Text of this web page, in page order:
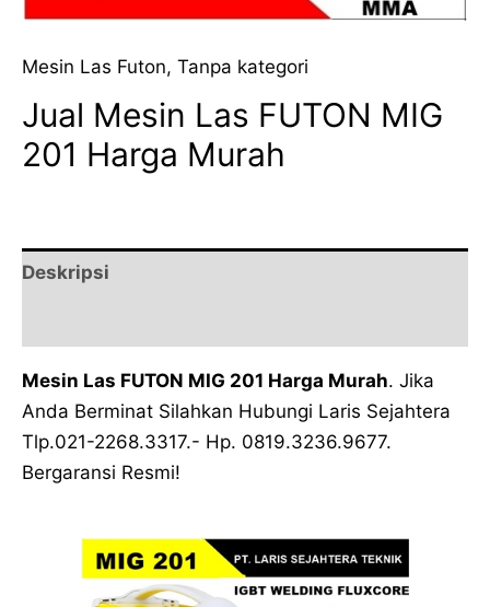
Mesin Las Futon, Tanpa kategori
Jual Mesin Las FUTON MIG
201 Harga Murah
Deskripsi
Mesin Las FUTON MIG 201 Harga Murah. Jika
Anda Berminat Silahkan Hubungi Laris Sejahtera
Tlp.021-2268.3317.- Hp. 0819.3236.9677.
Bergaransi Resmi!